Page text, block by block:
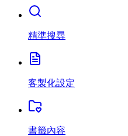
精準搜尋
客製化設定
書籤內容